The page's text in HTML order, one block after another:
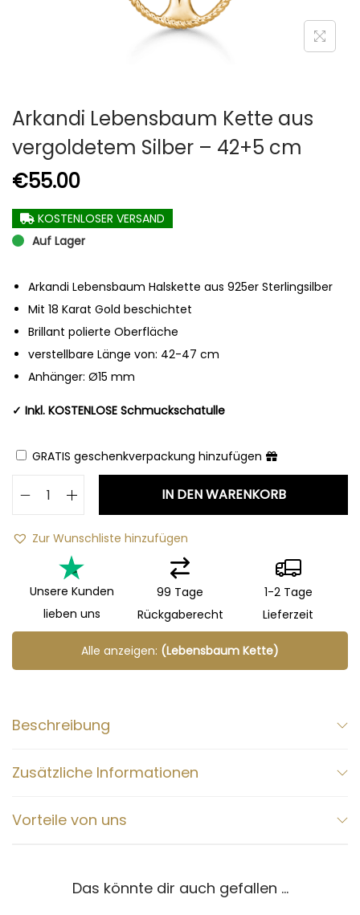
Arkandi Lebensbaum Kette aus
vergoldetem Silber – 42+5 cm
€55.00
KOSTENLOSER VERSAND
Auf Lager
Arkandi Lebensbaum Halskette aus 925er Sterlingsilber
Mit 18 Karat Gold beschichtet
Brillant polierte Oberfläche
verstellbare Länge von: 42-47 cm
Anhänger: Ø15 mm
✓ Inkl. KOSTENLOSE Schmuckschatulle
GRATIS geschenkverpackung hinzufügen
IN DEN WARENKORB
Zur Wunschliste hinzufügen
Unsere Kunden
lieben uns
99 Tage
Rückgaberecht
1-2 Tage
Lieferzeit
Alle anzeigen: (Lebensbaum Kette)
Beschreibung
Zusätzliche Informationen
Vorteile von uns
Das könnte dir auch gefallen …